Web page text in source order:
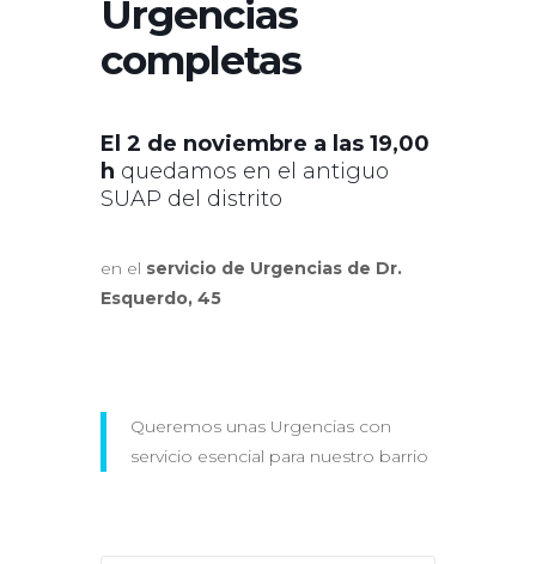
Urgencias
completas
El 2 de noviembre a las 19,00
h quedamos en el antiguo
SUAP del distrito
en el servicio de Urgencias de Dr.
Esquerdo, 45
Queremos unas Urgencias con
servicio esencial para nuestro barrio